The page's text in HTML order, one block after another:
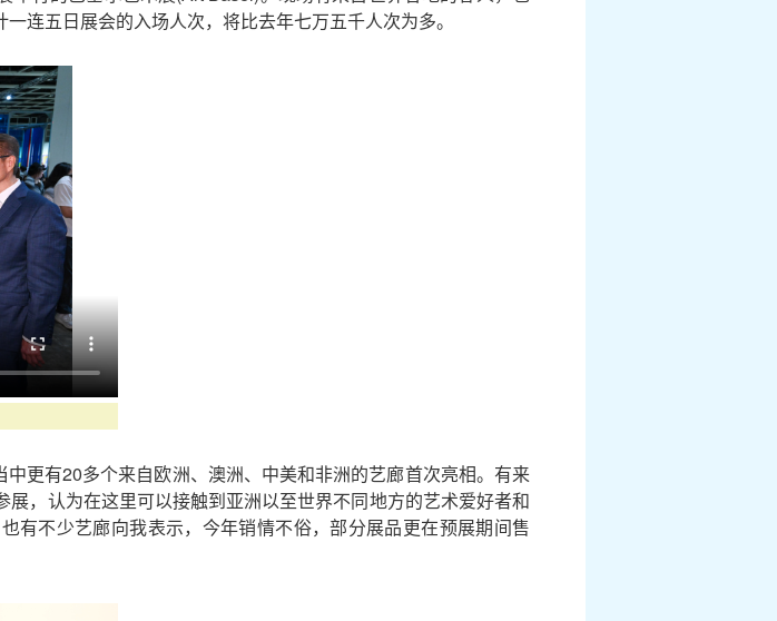
连五日展会的入场人次，将比去年七万五千人次为多。
更有20多个来自欧洲、澳洲、中美和非洲的艺廊首次亮相。有来
，认为在这里可以接触到亚洲以至世界不同地方的艺术爱好者和
有不少艺廊向我表示，今年销情不俗，部分展品更在预展期间售